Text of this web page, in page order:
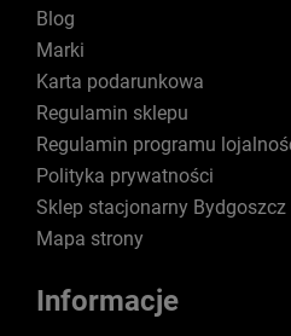
Blog
Marki
Karta podarunkowa
Regulamin sklepu
Regulamin programu
Polityka prywatności
Sklep stacjonarny Bydgoszcz
Mapa strony
Informacje